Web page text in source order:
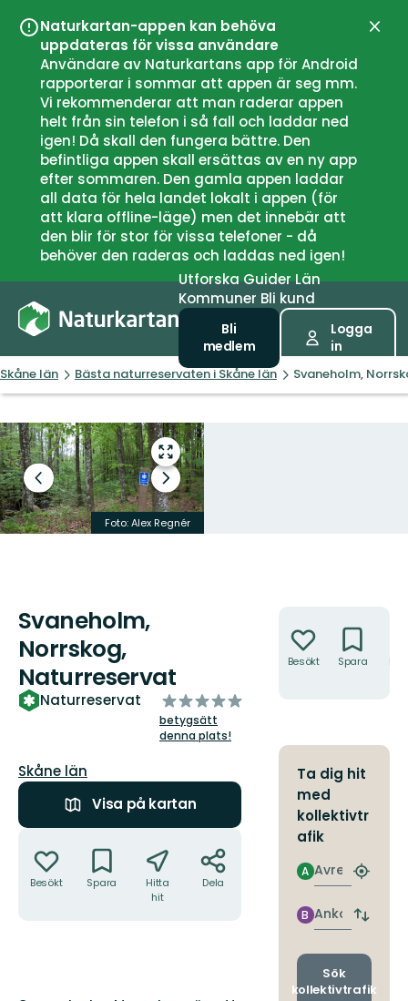
Naturkartan-appen kan behöva
uppdateras för vissa användare
Användare av Naturkartans app för Android
rapporterar i sommar att appen är seg mm.
Vi rekommenderar att man raderar appen
helt från sin telefon i så fall och laddar ned
igen! Då skall den fungera bättre. Den
befintliga appen skall ersättas av en ny app
efter sommaren. Den gamla appen laddar
all data för hela landet lokalt i appen (för
att klara offline-läge) men det innebär att
den blir för stor för vissa telefoner - då
behöver den raderas och laddas ned igen!
UtforskaGuiderLän
Kommuner Bli kund
Bli
medlem
Logga
in
Skåne län Bästa naturreservaten i Skåne län Svaneholm,
Gå
till
helskärmsläge
Föregående
bild
Nästa
bildspel
Foto: Alex Regnér
Svaneholm,
Norrskog,
Naturreservat
Naturreservat
av
5
stjärnor
betygsätt
denna plats!
Län:
Skåne län
Visa på kartan
Besökt Spara
Hitta
hit
Dela
Besökt Spara
Ta dig hit
med
kollektivtr
afik
Avresa
A
Hitta
Ankomst
B
Byt
och
Sök
kollektivtrafik